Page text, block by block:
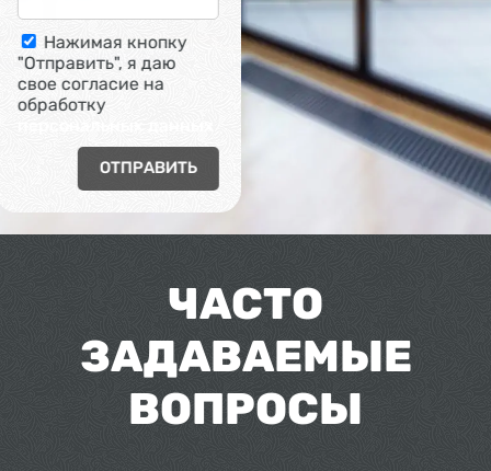
Нажимая кнопку
"Отправить", я даю
свое согласие на
обработку
ОТПРАВИТЬ
ЧАСТО
ЗАДАВАЕМЫЕ
ВОПРОСЫ